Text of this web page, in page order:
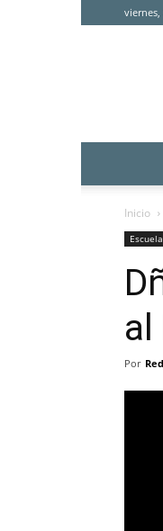
viernes,
Inicio
Por